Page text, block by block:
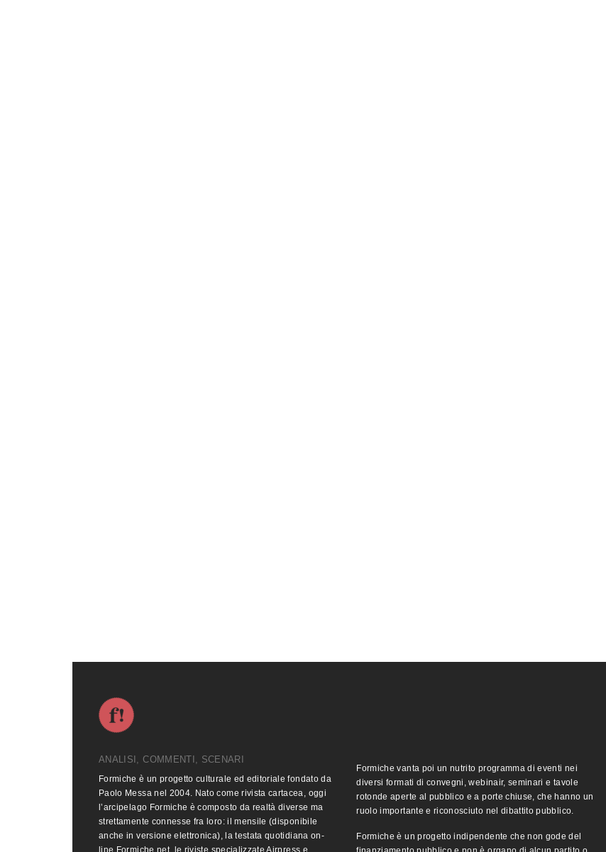
ANALISI, COMMENTI, SCENARI
Formiche è un progetto culturale ed editoriale fondato da
Paolo Messa nel 2004. Nato come rivista cartacea, oggi
l’arcipelago Formiche è composto da realtà diverse ma
strettamente connesse fra loro: il mensile (disponibile
anche in versione elettronica), la testata quotidiana on-
line Formiche.net, le riviste specializzate Airpress e
Formiche vanta poi un nutrito programma di eventi nei
diversi formati di convegni, webinair, seminari e tavole
rotonde aperte al pubblico e a porte chiuse, che hanno un
ruolo importante e riconosciuto nel dibattito pubblico.
Formiche è un progetto indipendente che non gode del